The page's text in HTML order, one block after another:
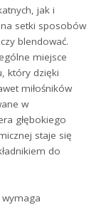
jak i
setki sposobów
blendować.
miejsce
który dzięki
miłośników
w
głębokiego
staje się
do